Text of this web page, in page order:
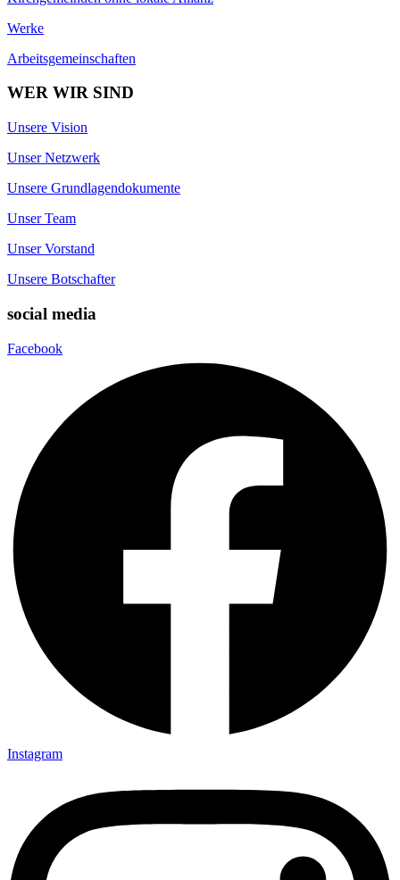
Werke
Arbeitsgemeinschaften
WER WIR SIND
Unsere Vision
Unser Netzwerk
Unsere Grundlagendokumente
Unser Team
Unser Vorstand
Unsere Botschafter
social media
Facebook
Instagram